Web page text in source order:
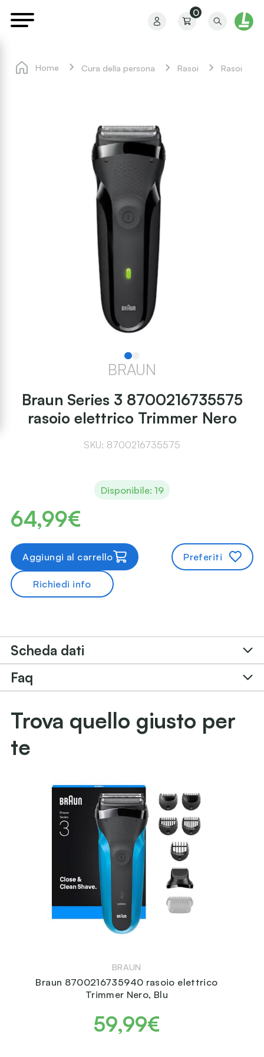
Il mio profilo
I miei ordini
I miei preferiti
0
Home Cura della persona Rasoi Rasoi
BRAUN
Braun Series 3 8700216735575
rasoio elettrico Trimmer Nero
SKU: 8700216735575
Disponibile: 19
64,99€
Aggiungi al carrello Preferiti
Richiedi info
Trova quello giusto per
te
BRAUN
Braun 8700216735940 rasoio elettrico
Trimmer Nero, Blu
59,99€
Scheda dati
Faq